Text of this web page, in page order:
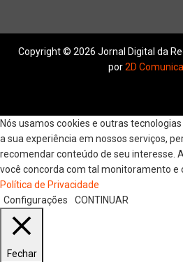
Copyright © 2026 Jornal Digital da
por2D
Nós usamos cookies e outras
a sua experiência em nossos serviços,
recomendar conteúdo de seu interesse.
você concorda com tal monitoramento e
Política de Privacidade
Configurações
CONTINUAR
Fechar